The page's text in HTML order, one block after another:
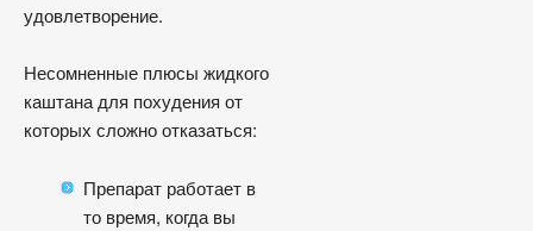
удовлетворение.
Несомненные плюсы жидкого
каштана для похудения от
которых сложно отказаться:
Препарат работает в
то время, когда вы